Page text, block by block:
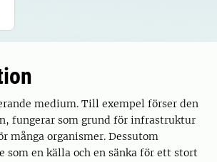
medium. Till exempel förser den
fungerar som grund för infrastruktur
många organismer. Dessutom
som en källa och en sänka för ett stort